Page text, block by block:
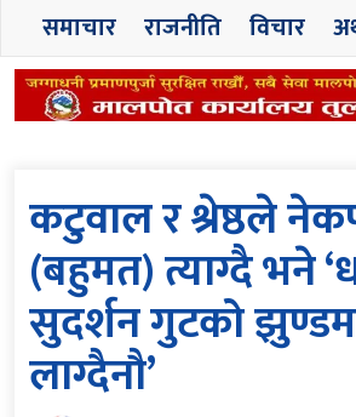
समाचार राजनीति विचार
कटुवाल र श्रेष्ठले
(बहुमत) त्याग्दै भने
सुदर्शन गुटको
लाग्दैनौ’